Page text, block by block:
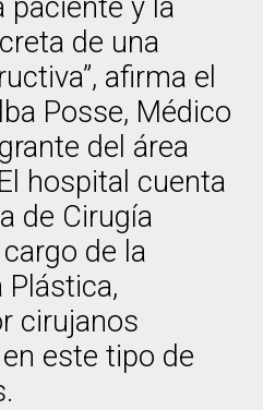
paciente y la
de una
afirma el
Posse, Médico
del área
hospital cuenta
de Cirugía
de la
Plástica,
cirujanos
este tipo de